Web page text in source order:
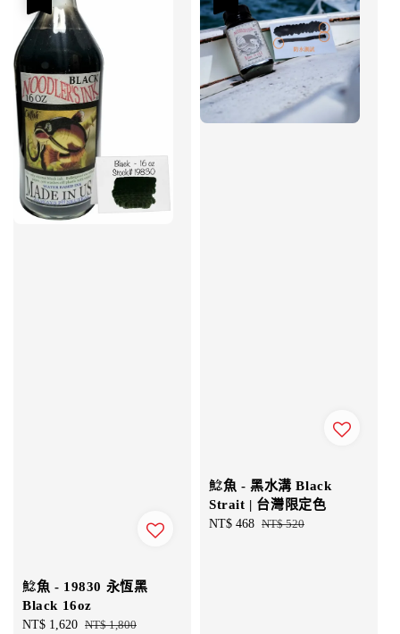
鯰魚 - 19830 永恆黑
Black 16oz
Sale
NT$ 1,620 Regular
NT$ 1,800
鯰魚 - 黑水溝 Black
Strait | 台灣限定色
Sale
NT$ 468 Regular
NT$ 520